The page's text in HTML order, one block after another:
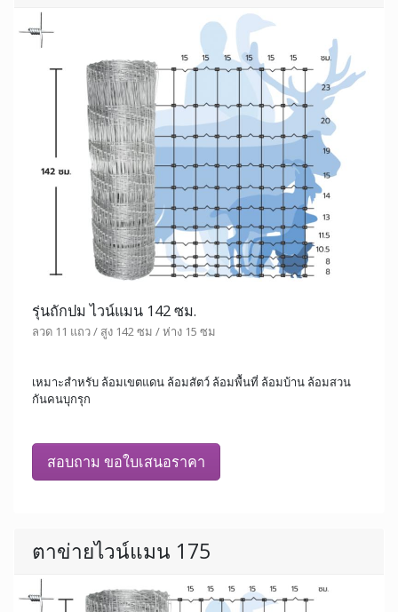
รุ่นถักปม ไวน์แมน 142 ซม.
ลวด 11 แถว / สูง 142 ซม / ห่าง 15 ซม
เหมาะสำหรับ ล้อมเขตแดน ล้อมสัตว์ ล้อมพื้นที่ ล้อมบ้าน ล้อมสวน
กันคนบุกรุก
สอบถาม ขอใบเสนอราคา
ตาข่ายไวน์แมน 175